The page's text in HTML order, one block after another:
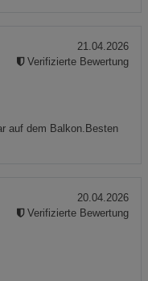
auf dem Balkon.Besten
21.04.2026
Verifizierte Bewertung
20.04.2026
Verifizierte Bewertung